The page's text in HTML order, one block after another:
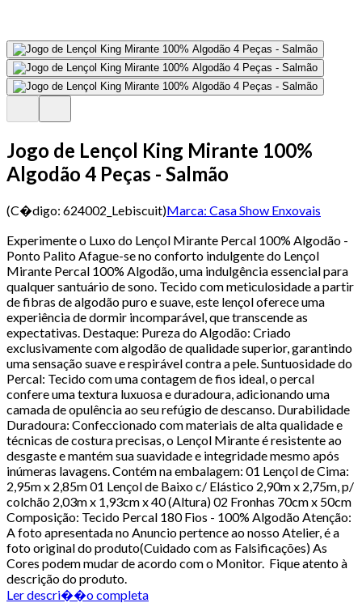
Jogo de Lençol King Mirante 100%
Algodão 4 Peças - Salmão
(C�digo: 624002_Lebiscuit)Marca: Casa Show Enxovais
Experimente o Luxo do Lençol Mirante Percal 100% Algodão -
Ponto Palito Afague-se no conforto indulgente do Lençol
Mirante Percal 100% Algodão, uma indulgência essencial para
qualquer santuário de sono. Tecido com meticulosidade a partir
de fibras de algodão puro e suave, este lençol oferece uma
experiência de dormir incomparável, que transcende as
expectativas. Destaque: Pureza do Algodão: Criado
exclusivamente com algodão de qualidade superior, garantindo
uma sensação suave e respirável contra a pele. Suntuosidade do
Percal: Tecido com uma contagem de fios ideal, o percal
confere uma textura luxuosa e duradoura, adicionando uma
camada de opulência ao seu refúgio de descanso. Durabilidade
Duradoura: Confeccionado com materiais de alta qualidade e
técnicas de costura precisas, o Lençol Mirante é resistente ao
desgaste e mantém sua suavidade e integridade mesmo após
inúmeras lavagens. Contém na embalagem: 01 Lençol de Cima:
2,95m x 2,85m 01 Lençol de Baixo c/ Elástico 2,90m x 2,75m, p/
colchão 2,03m x 1,93cm x 40 (Altura) 02 Fronhas 70cm x 50cm
Composição: Tecido Percal 180 Fios - 100% Algodão Atenção:
A foto apresentada no Anuncio pertence ao nosso Atelier, é a
foto original do produto(Cuidado com as Falsificações) As
Cores podem mudar de acordo com o Monitor. Fique atento à
descrição do produto.
Ler descri��o completa